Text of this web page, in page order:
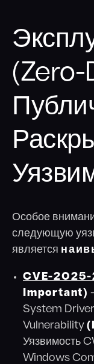
(Zero-
Особое
следующую
является
CVE-2025-
Important)
System
Vulnerability
Уязвимость
Windows